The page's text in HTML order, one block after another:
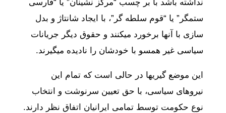
نداشته باشد با بر چسب “مرکز نشینان” یا “فارسی
ستمگر” یا “قوم سلطه گر”، با ایجاد شانتاژ و بدل
سازی با آنها برخورد میکنند و حقوق دیگر جریانات
سیاسی غیر همسو با خودشان را نادیده میگیرند.
این موضع گیریها در حالی است که تمام این
نیروهای سیاسی، با حق تعیین سرنوشت و انتخاب
نوع حکومت توسط تمامی ایرانیان اتفاق نظر دارند.